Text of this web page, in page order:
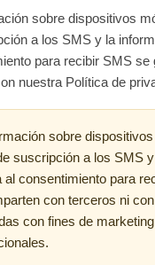
sobre dispositivos
a los SMS y la
para recibir SMS se
nuestra Política de
sobre
suscripción a los SMS
al consentimiento para
con terceros ni
con fines de